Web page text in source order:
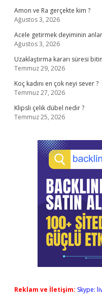
Amon ve Ra gerçekte kim ?
Ağustos 3, 2026
Acele getirmek deyiminin
Ağustos 3, 2026
Uzaklaştırma kararı süresi
Temmuz 29, 2026
Koç kadını en çok neyi sever ?
Temmuz 27, 2026
Klipsli çelik dübel nedir ?
Temmuz 25, 2026
Reklam ve İletişim: Skype: